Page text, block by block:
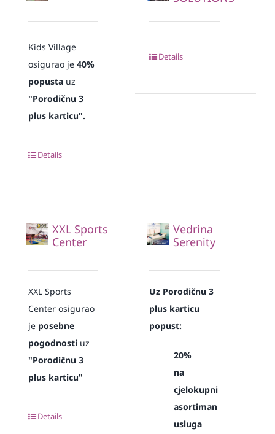
Kids Village
osigurao je40%
popustauz
"Porodičnu 3
plus karticu".
Details
Details
XXL Sports
Center
XXL Sports
Center osigurao
je posebne
pogodnostiuz
"Porodičnu 3
plus karticu"
Details
Vedrina
Serenity
Uz Porodičnu 3
plus karticu
popust:
20%
na
cjelokupni
asortiman
usluga